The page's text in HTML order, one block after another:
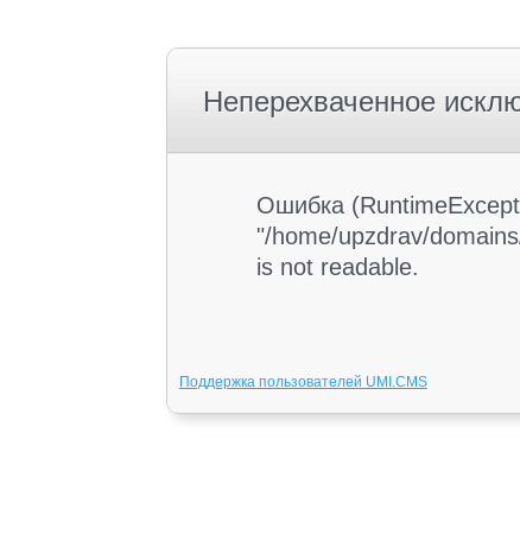
Неперехваченное
Ошибка
"/home/upzdrav/
is not readable.
Поддержка пользователей UMI.CMS